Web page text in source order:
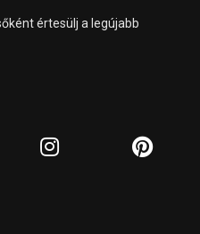
értesülj a legújabb